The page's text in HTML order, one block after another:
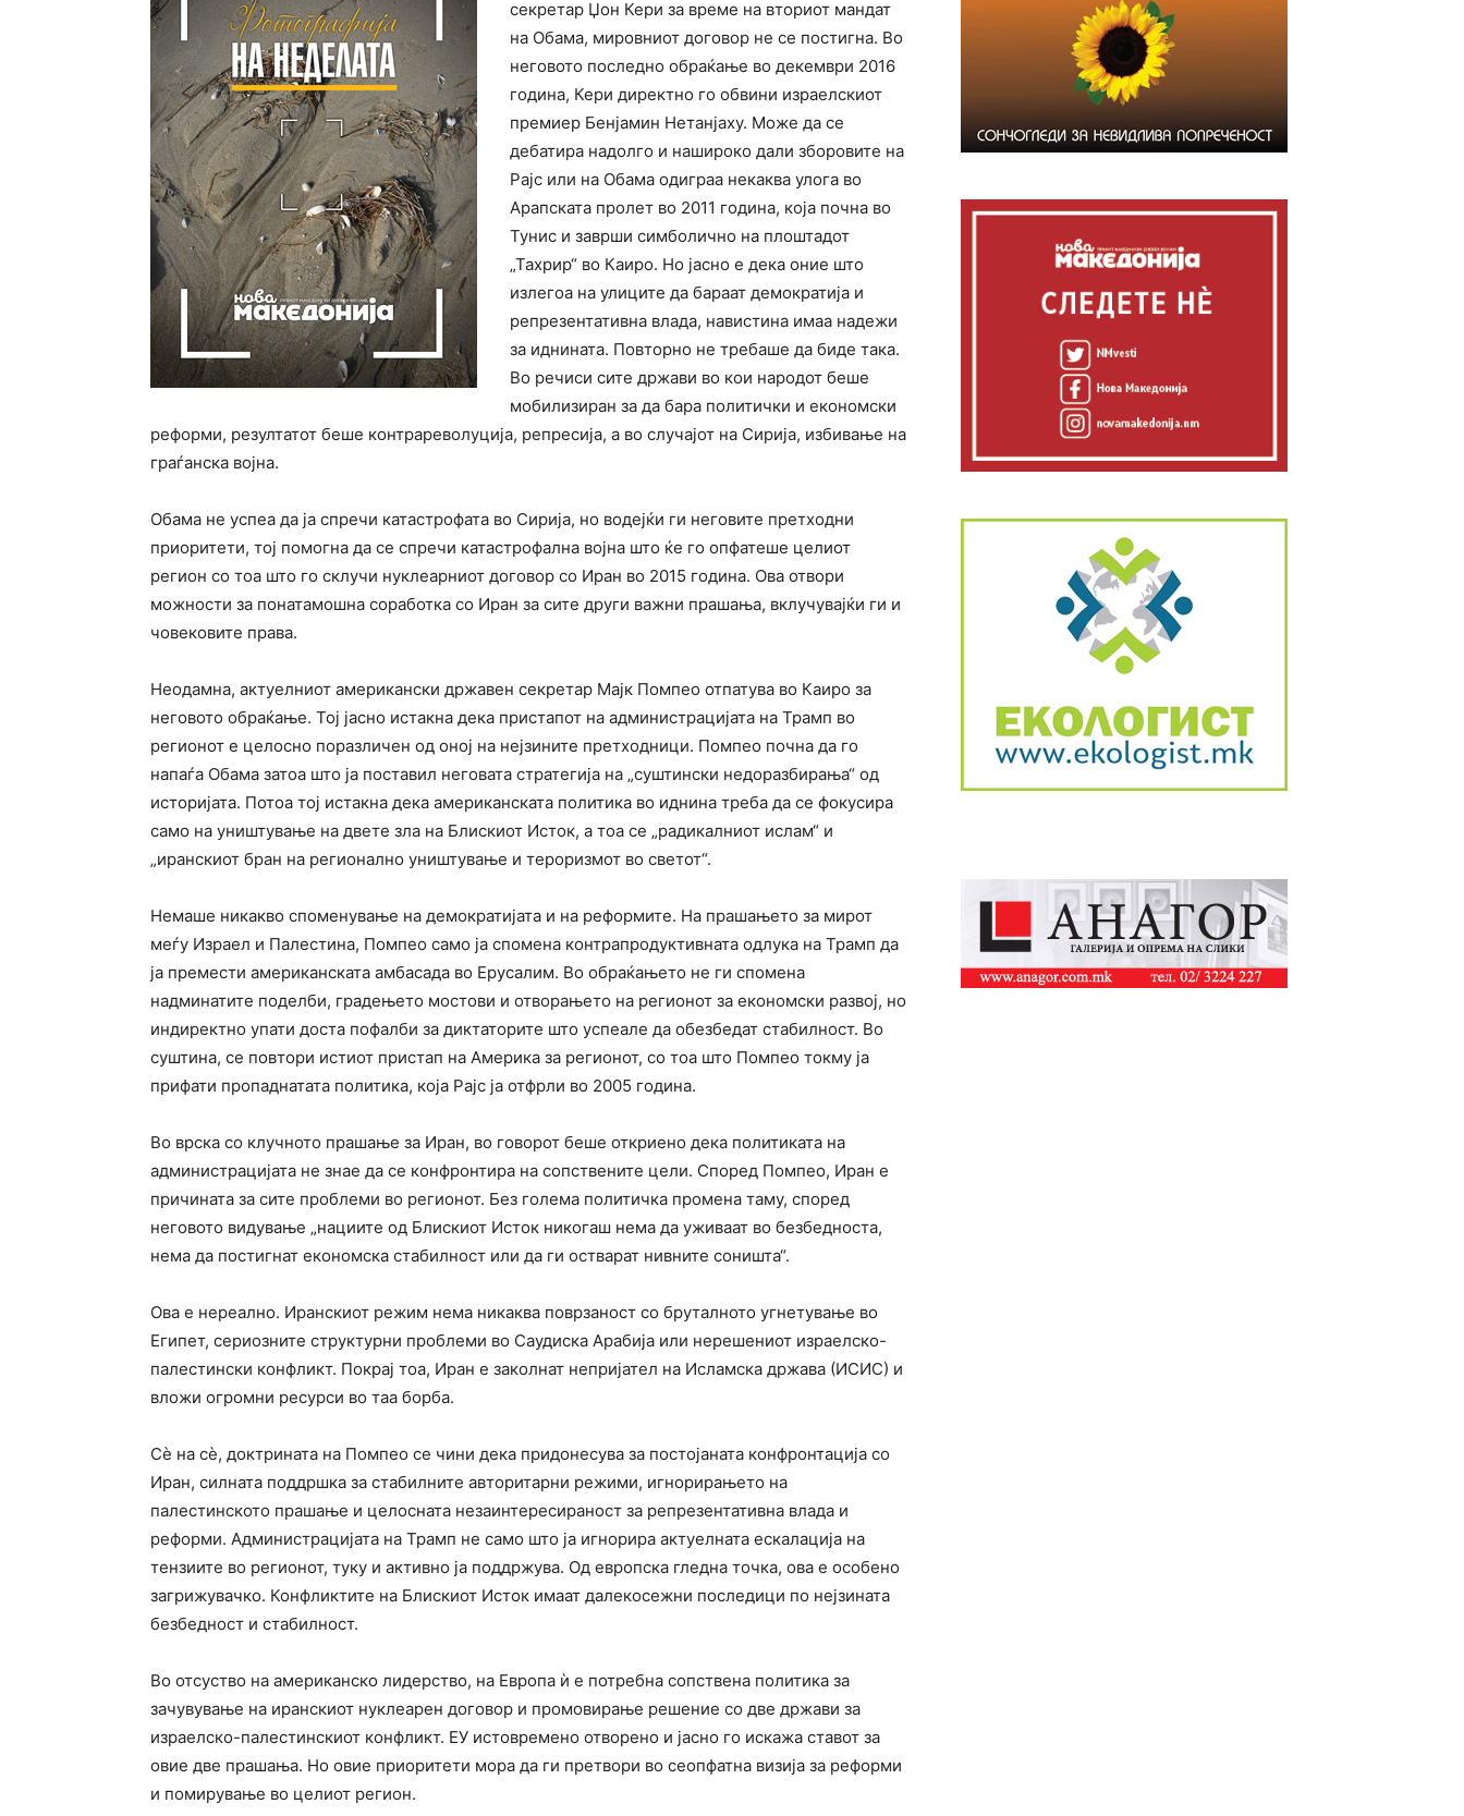
секретар Џон Кери за време на вториот мандат
на Обама, мировниот договор не се постигна. Во
неговото последно обраќање во декември 2016
година, Кери директно го обвини израелскиот
премиер Бенјамин Нетанјаху. Може да се
дебатира надолго и нашироко дали зборовите на
Рајс или на Обама одиграа некаква улога во
Арапската пролет во 2011 година, која почна во
Тунис и заврши симболично на плоштадот
„Тахрир“ во Каиро. Но јасно е дека оние што
излегоа на улиците да бараат демократија и
репрезентативна влада, навистина имаа надежи
за иднината. Повторно не требаше да биде така.
Во речиси сите држави во кои народот беше
мобилизиран за да бара политички и економски
реформи, резултатот беше контрареволуција, репресија, а во случајот на Сирија, избивање на
граѓанска војна.
Обама не успеа да ја спречи катастрофата во Сирија, но водејќи ги неговите претходни
приоритети, тој помогна да се спречи катастрофална војна што ќе го опфатеше целиот
регион со тоа што го склучи нуклеарниот договор со Иран во 2015 година. Ова отвори
можности за понатамошна соработка со Иран за сите други важни прашања, вклучувајќи ги и
човековите права.
Неодамна, актуелниот американски државен секретар Мајк Помпео отпатува во Каиро за
неговото обраќање. Тој јасно истакна дека пристапот на администрацијата на Трамп во
регионот е целосно поразличен од оној на нејзините претходници. Помпео почна да го
напаѓа Обама затоа што ја поставил неговата стратегија на „суштински недоразбирања“ од
историјата. Потоа тој истакна дека американската политика во иднина треба да се фокусира
само на уништување на двете зла на Блискиот Исток, а тоа се „радикалниот ислам“ и
„иранскиот бран на регионално уништување и тероризмот во светот“.
Немаше никакво споменување на демократијата и на реформите. На прашањето за мирот
меѓу Израел и Палестина, Помпео само ја спомена контрапродуктивната одлука на Трамп да
ја премести американската амбасада во Ерусалим. Во обраќањето не ги спомена
надминатите поделби, градењето мостови и отворањето на регионот за економски развој, но
индиректно упати доста пофалби за диктаторите што успеале да обезбедат стабилност. Во
суштина, се повтори истиот пристап на Америка за регионот, со тоа што Помпео токму ја
прифати пропаднатата политика, која Рајс ја отфрли во 2005 година.
Во врска со клучното прашање за Иран, во говорот беше откриено дека политиката на
администрацијата не знае да се конфронтира на сопствените цели. Според Помпео, Иран е
причината за сите проблеми во регионот. Без голема политичка промена таму, според
неговото видување „нациите од Блискиот Исток никогаш нема да уживаат во безбедноста,
нема да постигнат економска стабилност или да ги остварат нивните соништа“.
Ова е нереално. Иранскиот режим нема никаква поврзаност со бруталното угнетување во
Египет, сериозните структурни проблеми во Саудиска Арабија или нерешениот израелско-
палестински конфликт. Покрај тоа, Иран е заколнат непријател на Исламска држава (ИСИС) и
вложи огромни ресурси во таа борба.
Сè на сè, доктрината на Помпео се чини дека придонесува за постојаната конфронтација со
Иран, силната поддршка за стабилните авторитарни режими, игнорирањето на
палестинското прашање и целосната незаинтересираност за репрезентативна влада и
реформи. Администрацијата на Трамп не само што ја игнорира актуелната ескалација на
тензиите во регионот, туку и активно ја поддржува. Од европска гледна точка, ова е особено
загрижувачко. Конфликтите на Блискиот Исток имаат далекосежни последици по нејзината
безбедност и стабилност.
Во отсуство на американско лидерство, на Европа ѝ е потребна сопствена политика за
зачувување на иранскиот нуклеарен договор и промовирање решение со две држави за
израелско-палестинскиот конфликт. ЕУ истовремено отворено и јасно го искажа ставот за
овие две прашања. Но овие приоритети мора да ги претвори во сеопфатна визија за реформи
и помирување во целиот регион.